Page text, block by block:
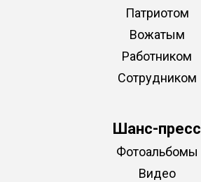
Патриотом
Вожатым
Работником
Сотрудником
Шанс-пресс
Фотоальбомы
Видео